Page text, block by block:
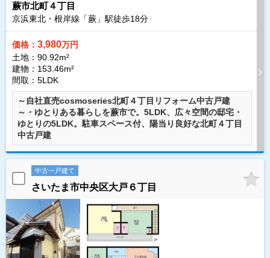
蕨市北町４丁目
京浜東北・根岸線「蕨」駅徒歩18分
価格： 3,980万円
土地：90.92m²
建物：153.46m²
間取：5LDK
～自社直売cosmoseries北町４丁目リフォーム中古戸建
～・ゆとりある暮らしを蕨市で。5LDK、広々空間の邸宅・
ゆとりの5LDK。駐車スペース付、陽当り良好な北町４丁目
中古戸建
中古一戸建て
さいたま市中央区大戸６丁目